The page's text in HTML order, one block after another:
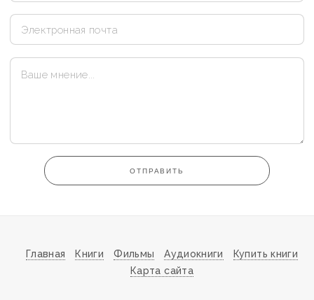
ОТПРАВИТЬ
Главная Книги Фильмы Аудиокниги
Купить книги
Карта сайта